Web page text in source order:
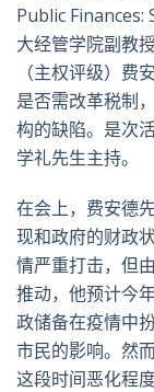
Public Finances:
大经管学院副教
（主权评级）
是否需改革税制
构的缺陷。是次
学礼先生主持。
在会上，费安德
现和政府的财政
情严重打击，但
推动，他预计今
政储备在疫情中
市民的影响。然
这段时间恶化程